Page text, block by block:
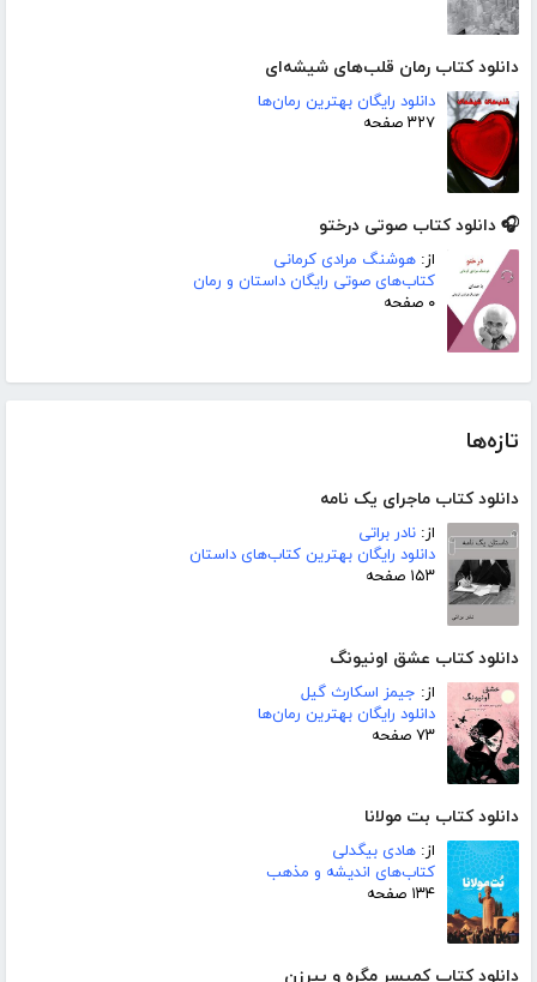
دانلود کتاب رمان قلب‌های شیشه‌ای
دانلود رایگان بهترین رمان‌ها
۳۲۷ صفحه
🎧 دانلود کتاب صوتی درختو
از: هوشنگ مرادی کرمانی
کتاب‌های صوتی رایگان داستان و رمان
۰ صفحه
تازه‌ها
دانلود کتاب ماجرای یک نامه
از: نادر براتی
دانلود رایگان بهترین کتاب‌های داستان
۱۵۳ صفحه
دانلود کتاب عشق اونیونگ
از: جیمز اسکارث گیل
دانلود رایگان بهترین رمان‌ها
۷۳ صفحه
دانلود کتاب بت مولانا
از: هادی بیگدلی
کتاب‌های اندیشه و مذهب
۱۳۴ صفحه
دانلود کتاب کمیسر مگره و پیرزن